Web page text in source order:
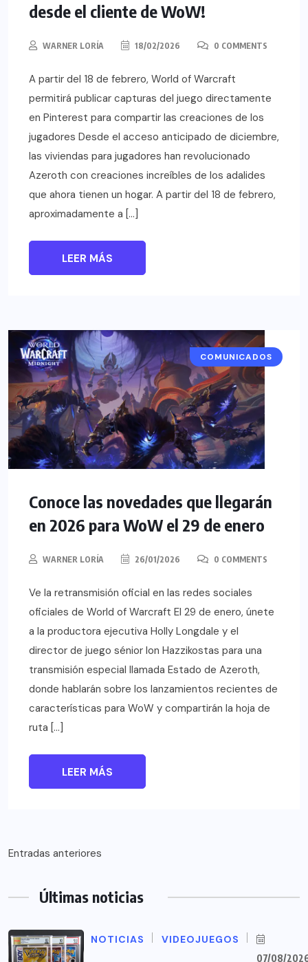
desde el cliente de WoW!
WARNER LORÍA 18/02/2026 0 COMMENTS
A partir del 18 de febrero, World of Warcraft
permitirá publicar capturas del juego directamente
en Pinterest para compartir las creaciones de los
jugadores Desde el acceso anticipado de diciembre,
las viviendas para jugadores han revolucionado
Azeroth con creaciones increíbles de los adalides
que ahora tienen un hogar. A partir del 18 de febrero,
aproximadamente a […]
LEER MÁS
COMUNICADOS
Conoce las novedades que llegarán
en 2026 para WoW el 29 de enero
WARNER LORÍA 26/01/2026 0 COMMENTS
Ve la retransmisión oficial en las redes sociales
oficiales de World of Warcraft El 29 de enero, únete
a la productora ejecutiva Holly Longdale y el
director de juego sénior Ion Hazzikostas para una
transmisión especial llamada Estado de Azeroth,
donde hablarán sobre los lanzamientos recientes de
características para WoW y compartirán la hoja de
ruta […]
LEER MÁS
Navegación
entradas
Entradas anteriores
Últimas noticias
NOTICIAS VIDEOJUEGOS
07/08/